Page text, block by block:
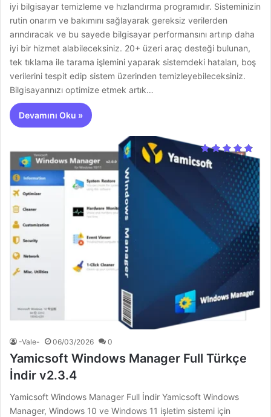
iyi bilgisayar temizleme ve hızlandırma programıdır. Sisteminizin
rutin onarım ve bakımını sağlayarak gereksiz verilerden
arındıracak ve bu sayede bilgisayar performansını artırıp daha
iyi bir hizmet alabileceksiniz. 20+ üzeri araç desteği bulunan,
tek tıklama ile tarama işlemini yaparak sistemdeki hataları, boş
verilerini tespit edip sistem üzerinden temizleyebileceksiniz.
Bilgisayarınızı optimize etmek artık…
Devamını Oku »
-Vale- 06/03/2026 0
Yamicsoft Windows Manager Full Türkçe
İndir v2.3.4
Yamicsoft Windows Manager Full İndir Yamicsoft Windows
Manager, Windows 10 ve Windows 11 işletim sistemi için